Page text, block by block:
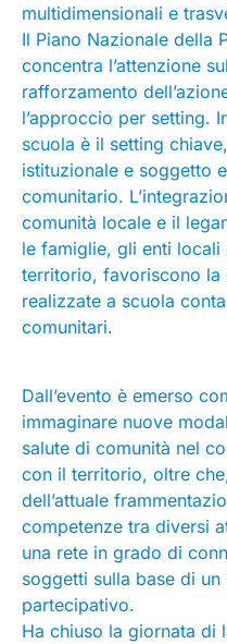
multidimensionali e
Il Piano Nazionale della
concentra l’attenzione
rafforzamento
l’approccio per setting.
scuola è il setting
istituzionale e soggetto
comunitario.
comunità locale e il
le famiglie, gli enti locali
territorio, favoriscono la
realizzate a scuola
comunitari.
Dall’evento è emerso
immaginare nuove
salute di comunità nel
con il territorio, oltre
dell’attuale
competenze tra diversi
una rete in grado di
soggetti sulla base di
partecipativo.
Ha chiuso la giornata di